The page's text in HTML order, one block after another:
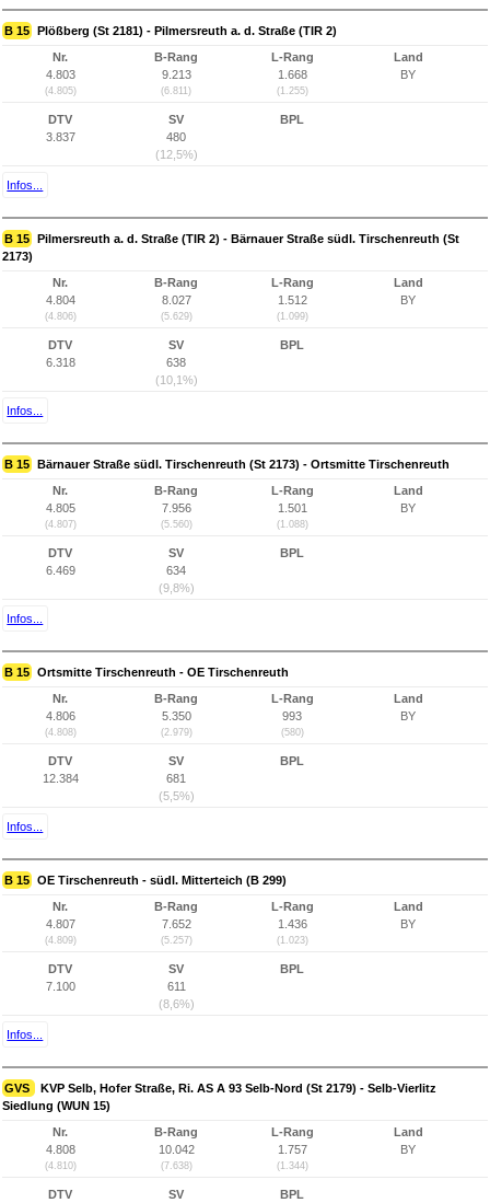
B 15 Plößberg (St 2181) - Pilmersreuth a. d. Straße (TIR 2)
Nr.
4.803
(4.805)
B-Rang
9.213
(6.811)
L-Rang
1.668
(1.255)
Land
BY
DTV
3.837
SV
480
(12,5%)
BPL
Infos...
B 15 Pilmersreuth a. d. Straße (TIR 2) - Bärnauer Straße südl. Tirschenreuth (St
2173)
Nr.
4.804
(4.806)
B-Rang
8.027
(5.629)
L-Rang
1.512
(1.099)
Land
BY
DTV
6.318
SV
638
(10,1%)
BPL
Infos...
B 15 Bärnauer Straße südl. Tirschenreuth (St 2173) - Ortsmitte Tirschenreuth
Nr.
4.805
(4.807)
B-Rang
7.956
(5.560)
L-Rang
1.501
(1.088)
Land
BY
DTV
6.469
SV
634
(9,8%)
BPL
Infos...
B 15 Ortsmitte Tirschenreuth - OE Tirschenreuth
Nr.
4.806
(4.808)
B-Rang
5.350
(2.979)
L-Rang
993
(580)
Land
BY
DTV
12.384
SV
681
(5,5%)
BPL
Infos...
B 15 OE Tirschenreuth - südl. Mitterteich (B 299)
Nr.
4.807
(4.809)
B-Rang
7.652
(5.257)
L-Rang
1.436
(1.023)
Land
BY
DTV
7.100
SV
611
(8,6%)
BPL
Infos...
GVS
KVP Selb, Hofer Straße, Ri. AS A 93 Selb-Nord (St 2179) - Selb-Vierlitz
Siedlung (WUN 15)
Nr.
4.808
(4.810)
B-Rang
10.042
(7.638)
L-Rang
1.757
(1.344)
Land
BY
DTV
SV
BPL